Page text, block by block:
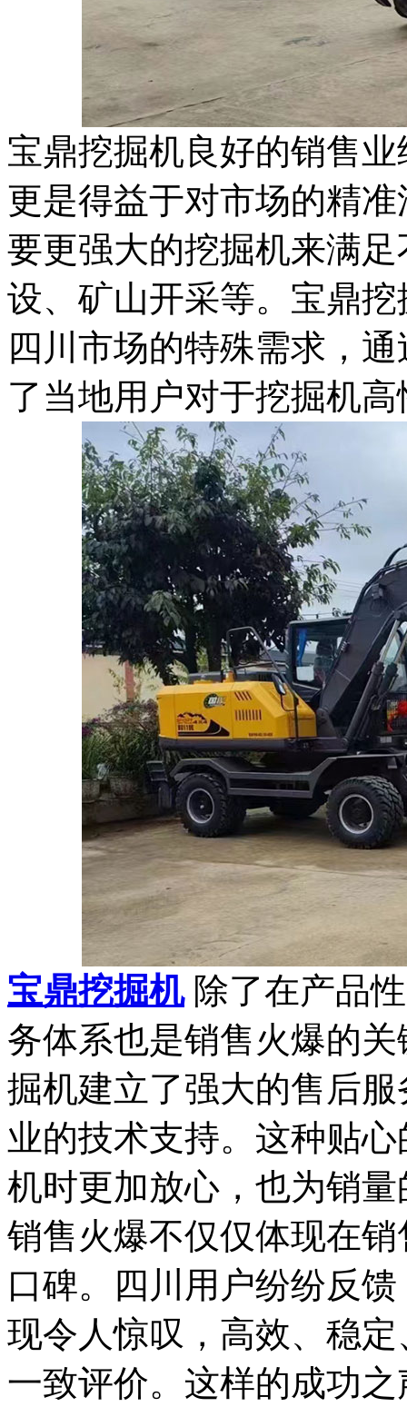
宝鼎挖掘机良好的销售
更是得益于对市场的精
要更强大的挖掘机来满
设、矿山开采等。宝鼎
四川市场的特殊需求，
了当地用户对于挖掘机
宝鼎挖掘机 除了在产品
务体系也是销售火爆的
掘机建立了强大的售后
业的技术支持。这种贴
机时更加放心，也为销
销售火爆不仅仅体现在
口碑。四川用户纷纷反
现令人惊叹，高效、稳
一致评价。这样的成功